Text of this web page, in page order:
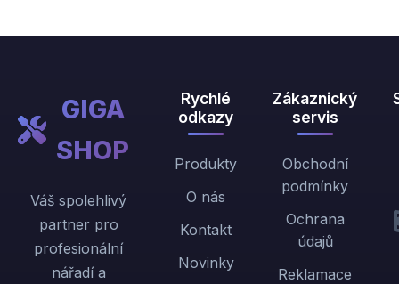
GIGA
SHOP
Váš spolehlivý
partner pro
profesionální
nářadí a
Rychlé
odkazy
Produkty
O nás
Kontakt
Novinky
Zákaznický
servis
Obchodní
podmínky
Ochrana
údajů
Reklamace